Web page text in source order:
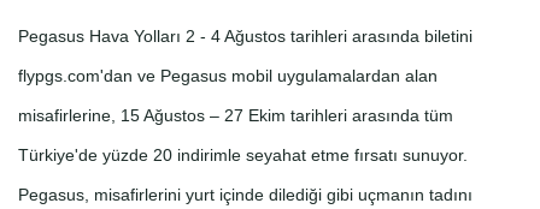
Pegasus Hava Yolları 2 - 4 Ağustos tarihleri arasında biletini
flypgs.com'dan ve Pegasus mobil uygulamalardan alan
misafirlerine, 15 Ağustos – 27 Ekim tarihleri arasında tüm
Türkiye'de yüzde 20 indirimle seyahat etme fırsatı sunuyor.
Pegasus, misafirlerini yurt içinde dilediği gibi uçmanın tadını